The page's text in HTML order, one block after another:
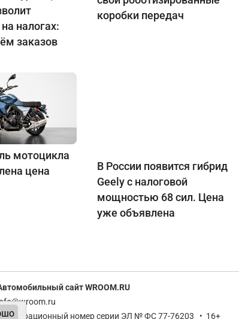
налогах:
заказов
коробки передач
мотоцикла
цена
В России появится гибрид
Geely с налоговой
мощностью 68 сил. Цена
уже объявлена
сайт WROOM.RU
номер серии ЭЛ № ФС 77-76203 • 16+